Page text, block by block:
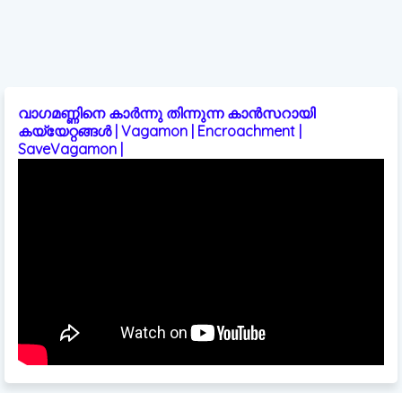
വാഗമണ്ണിനെ കാർന്നു തിന്നുന്ന കാൻസറായി
കയ്യേറ്റങ്ങൾ | Vagamon | Encroachment |
SaveVagamon |